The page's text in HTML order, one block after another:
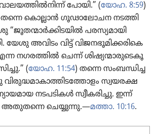
പോയി.” (യോഹ. 8:59)
തന്നെ കൊല്ലാൻ ഗൂഢാ​ലോ​ചന നടത്തി​
“ജൂതന്മാർക്കി​ട​യിൽ പരസ്യ​മാ​യി
യേശു അവിടം വിട്ട്‌ വിജന​ഭൂ​മി​ക്ക​രി​കെ​
നഗരത്തിൽ ചെന്ന്‌ ശിഷ്യ​ന്മാ​രു​ടെ​കൂ​
(യോഹ. 11:54) തന്നെ സംബന്ധിച്ച
സ്വയര​ക്ഷ​
നടപടി​കൾ സ്വീക​രി​ച്ചു. ഇന്ന്‌
അതുതന്നെ ചെയ്യുന്നു.—മത്താ. 10:16.